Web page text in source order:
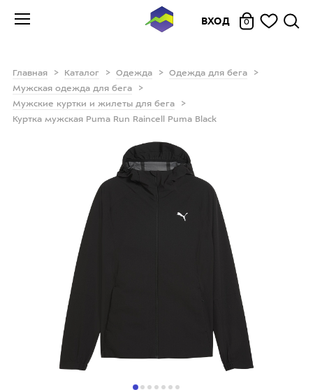
ВХОД 0
Главная Каталог Одежда
Одежда для бега
Мужская одежда для бега
Мужские куртки и жилеты для бега
Куртка мужская Puma Run Raincell Puma Black